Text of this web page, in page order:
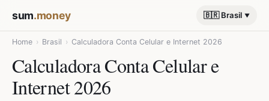
sum.money 🇧🇷 Brasil
Home › Brasil › Calculadora Conta Celular e Internet 2026
Calculadora Conta Celular e
Internet 2026